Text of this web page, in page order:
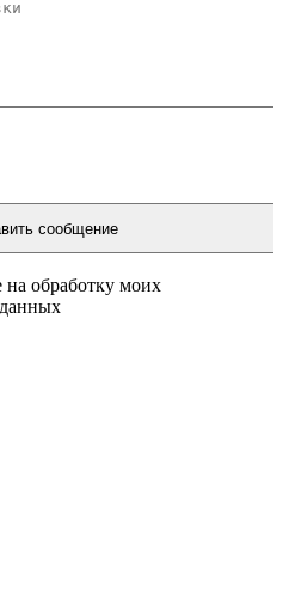
сообщение
на обработку моих